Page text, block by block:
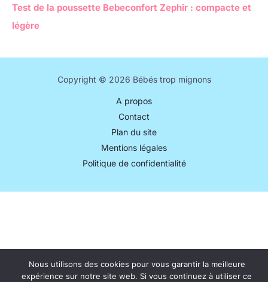
Test de la poussette Bebeconfort Zephir : compacte et
légère
Copyright © 2026 Bébés trop mignons
A propos
Contact
Plan du site
Mentions légales
Politique de confidentialité
Nous utilisons des cookies pour vous garantir la meilleure
expérience sur notre site web. Si vous continuez à utiliser ce